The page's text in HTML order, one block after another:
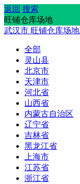
返回 搜索
旺铺仓库场地
武汉市 旺铺仓库场地
全部
灵山县
北京市
天津市
河北省
山西省
内蒙古自治区
辽宁省
吉林省
黑龙江省
上海市
江苏省
浙江省